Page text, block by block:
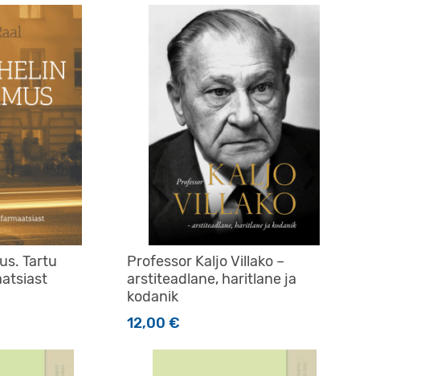
Tartu
Professor Kaljo Villako –
arstiteadlane, haritlane ja
kodanik
12,00€